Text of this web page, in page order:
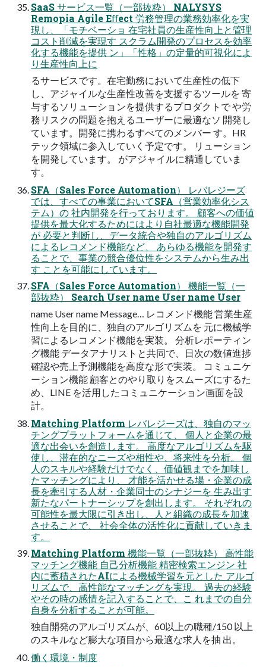
SaaS サービス一覧（一部抜粋） NALYSYS
Remopia Agile Eﬀect 労務管理の業務効率化を実
現し、「モチベーショ 在宅社員の生産性向上と管理
コスト削減を実現す スクラム開発のプロセスを効率
化する機能を提供 ン」「性格」の定量的可視化によ
り生産性向上に
るサービスです。在宅勤務において生産性の低下
し、アジャイルな生産性改善を支援するツールを 寄
与するソリューションを提供するプロダクトで や労
務リスクの問題を抱えるユーザーに最適なソ 開発し
ています。開発に携わるすべてのメンバー す。HR
テック領域に参入していく予定です。 リューション
を開発しています。 がアジャイルに精通していま
す。
SFA（Sales Force Automation） レバレジーズ
では、すべての事業においてSFA（営業効率化シス
テム）の 社内開発を行っております。 顧客への価値
提供を最大化するためにはより自社最適な機能開発
が 必要と判断し、データ統合や独自のアルゴリズム
によるレコメンド機能など、 あらゆる機能を開発す
ることで、事業の競合優位性をシステムから生み出
す ことを可能にしています。
SFA（Sales Force Automation） 機能一覧（一
部抜粋） Search User name User name User
name User name Message… レコメンド機能 営業生産
性向上を目的に、独自のアルゴリズムを 元に機械学
習によるレコメンド機能を実装。 分析レポーティン
グ機能 データアナリストと共同で、日次の数値進捗
確認や売上予測機能を高度な形で実装。 コミュニケ
ーション機能 顧客とのやり取りをスムーズにするた
め、LINE を活用したコミュニケーション画面を設
計。
Matching Platform レバレジーズは、独自のマッ
チングプラットフォームを通じて、 個人と企業の最
適な出会いを創造します。 高度なアルゴリズムを駆
使し、潜在的なニーズや相性や、将来性を分析。 個
人のスキルや経験だけでなく、価値観までを加味し
たマッチングにより、 才能を活かせる場・企業の成
長を牽引する人材・企業同士のシナジーを 生み出す
新たなパートナーシップを創出します。 それぞれの
可能性を最大限に引き出し、人と組織の成長を加速
させることで、 社会全体の活性化に貢献していきま
す。
Matching Platform 機能一覧（一部抜粋） 高性能
マッチング機能 自己分析機能 精密検索エンジン 社
内に蓄積されたAIによる機械学習を元とした アルゴ
リズムで、高性能なマッチングを実現。 過去の経験
やその時の感情を記入することで、こ れまでの自分
自身を分析することが可能。
独自開発のアルゴリズムが、60以上の職種/150 以上
のスキルなど膨大な項目から最適な求人を抽 出。
働く環境・制度